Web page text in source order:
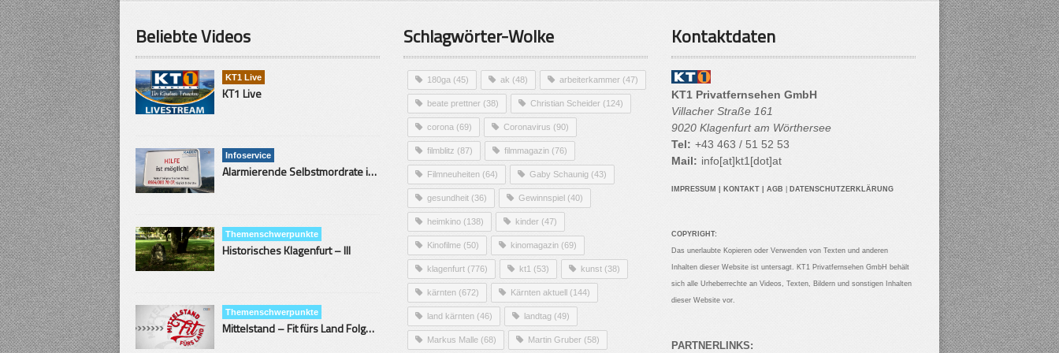
Beliebte Videos
KT1 Live
KT1 Live
Infoservice
Alarmierende Selbstmordrate in Kärnten
Themenschwerpunkte
Historisches Klagenfurt – III
Themenschwerpunkte
Mittelstand – Fit fürs Land Folge 9- Konditor
Schlagwörter-Wolke
180ga (45) ak (48) arbeiterkammer (47)
beate prettner (38) Christian Scheider (124)
corona (69) Coronavirus (90)
filmblitz (87) filmmagazin (76)
Filmneuheiten (64) Gaby Schaunig (43)
gesundheit (36) Gewinnspiel (40)
heimkino (138) kinder (47)
Kinofilme (50) kinomagazin (69)
klagenfurt (776) kt1 (53) kunst (38)
kärnten (672) Kärnten aktuell (144)
land kärnten (46) landtag (49)
Markus Malle (68) Martin Gruber (58)
Kontaktdaten
KT1 Privatfernsehen GmbH
Villacher Straße 161
9020 Klagenfurt am Wörthersee
Tel: +43 463 / 51 52 53
Mail: info[at]kt1[dot]at
IMPRESSUM KONTAKT AGB DATENSCHUTZERKLÄRUNG
COPYRIGHT:
Das unerlaubte Kopieren oder Verwenden von Texten und anderen
Inhalten dieser Website ist untersagt. KT1 Privatfernsehen GmbH behält
sich alle Urheberrechte an Videos, Texten, Bildern und sonstigen Inhalten
dieser Website vor.
PARTNERLINKS: